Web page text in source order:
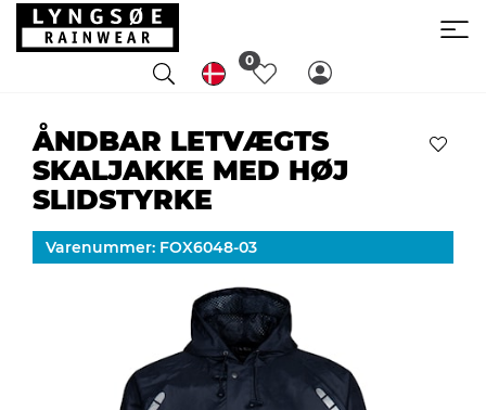
0
ÅNDBAR LETVÆGTS
SKALJAKKE MED HØJ
SLIDSTYRKE
Varenummer: FOX6048-03